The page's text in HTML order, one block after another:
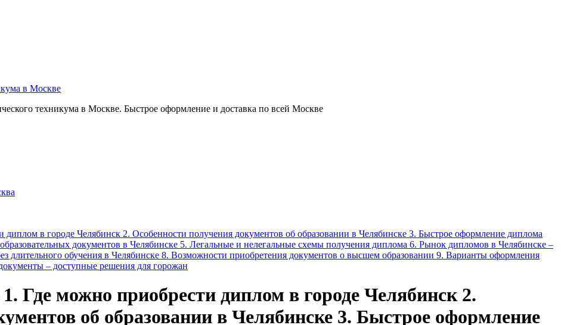
в Москве
техникума в Москве. Быстрое оформление и доставка по всей Москве
диплом в городе Челябинск 2. Особенности получения документов об образовании в Челябинске 3. Быстрое оформление диплома
документов в Челябинске 5. Легальные и нелегальные схемы получения диплома 6. Рынок дипломов в Челябинске –
длительного обучения в Челябинске 8. Возможности приобретения документов о высшем образовании 9. Варианты оформления
– доступные решения для горожан
Где можно приобрести диплом в городе Челябинск 2.
об образовании в Челябинске 3. Быстрое оформление